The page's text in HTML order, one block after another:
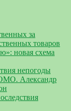
за
товаров
новая схема
непогоды
Александр